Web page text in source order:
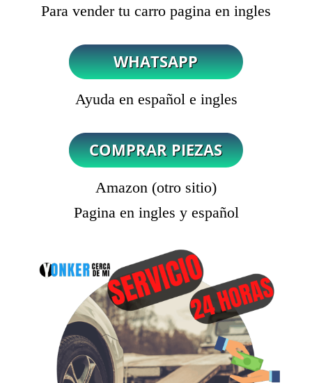
Para vender tu carro pagina en ingles
Ayuda en español e ingles
Amazon (otro sitio)
Pagina en ingles y español